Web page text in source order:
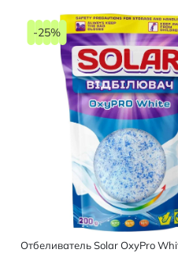
Отбеливатель Solar OxyPro
-25%